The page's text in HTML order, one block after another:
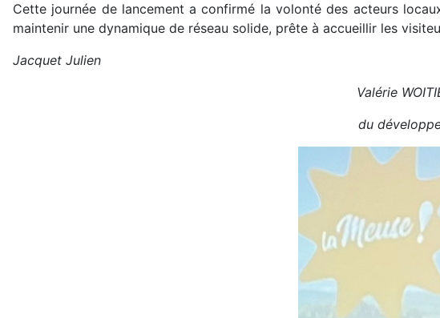
Cette journée de lancement a confirmé la volonté des acteurs
maintenir une dynamique de réseau solide, prête à accueillir les
Jacquet Julien
Valérie
du